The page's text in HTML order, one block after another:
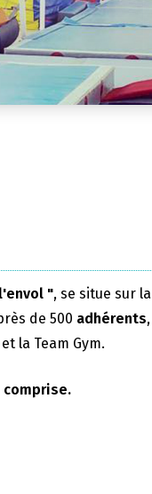
", se situe sur
de 500 adhérents
et la Team Gym.
comprise.